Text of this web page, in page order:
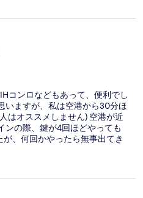
コンロなどもあって、便利でし
いますが、私は空港から30分ほ
はオススメしません) 空港が近
ンの際、鍵が4回ほどやっても
、何回かやったら無事出てき